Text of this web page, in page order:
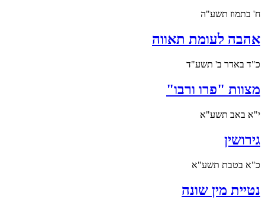
ח' בתמוז תשע"ה
אהבה לעומת תאווה
כ"ד באדר ב' תשע"ד
מצוות "פרו ורבו"
י"א באב תשע"א
גירושין
כ"א בטבת תשע"א
נטיית מין שונה